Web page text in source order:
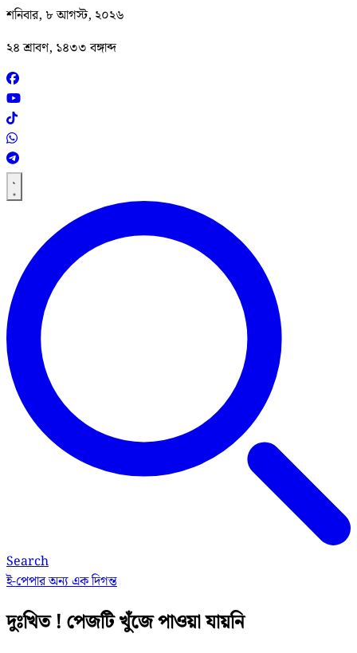
শনিবার, ৮ আগস্ট, ২০২৬
২৪ শ্রাবণ, ১৪৩৩ বঙ্গাব্দ
Search
ই-পেপারঅন্য এক দিগন্ত
দুঃখিত ! পেজটি খুঁজে পাওয়া যায়নি